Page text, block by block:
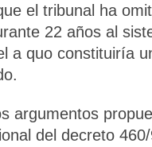
el tribunal ha
22 años al
a quo constituiría
argumentos
del decreto